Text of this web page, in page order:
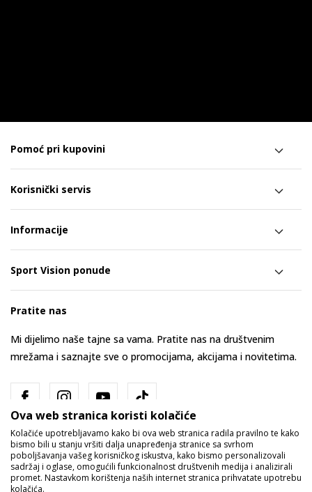
Pomoć pri kupovini
Korisnički servis
Informacije
Sport Vision ponude
Pratite nas
Mi dijelimo naše tajne sa vama. Pratite nas na društvenim
mrežama i saznajte sve o promocijama, akcijama i novitetima.
Bosna i Hercegovina Promijenite
Ova web stranica koristi kolačiće
Kolačiće upotrebljavamo kako bi ova web stranica radila pravilno te kako
bismo bili u stanju vršiti dalja unapređenja stranice sa svrhom
poboljšavanja vašeg korisničkog iskustva, kako bismo personalizovali
sadržaj i oglase, omogućili funkcionalnost društvenih medija i analizirali
promet. Nastavkom korištenja naših internet stranica prihvatate upotrebu
kolačića.